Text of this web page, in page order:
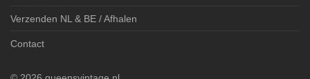
Verzenden NL & BE / Afhalen
Contact